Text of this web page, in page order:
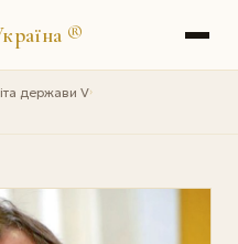
®
держави V›